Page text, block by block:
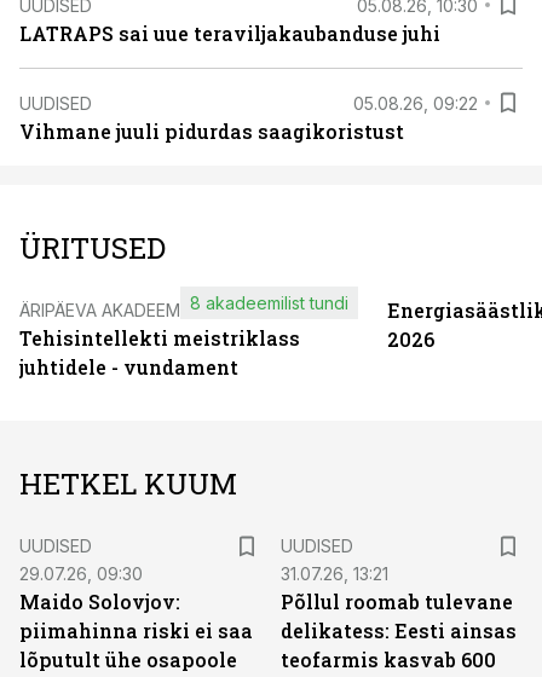
UUDISED 05.08.26, 10:30
LATRAPS sai uue teraviljakaubanduse juhi
UUDISED 05.08.26, 09:22
Vihmane juuli pidurdas saagikoristust
ÜRITUSED
ÄRIPÄEVA AKADEEMIA
Tehisintellekti meistriklass
juhtidele - vundament
8 akadeemilist tundi
2026
HETKEL KUUM
UUDISED
29.07.26, 09:30
Maido Solovjov:
piimahinna riski ei saa
lõputult ühe osapoole
UUDISED
31.07.26, 13:21
Põllul roomab tulevane
delikatess: Eesti ainsas
teofarmis kasvab 600